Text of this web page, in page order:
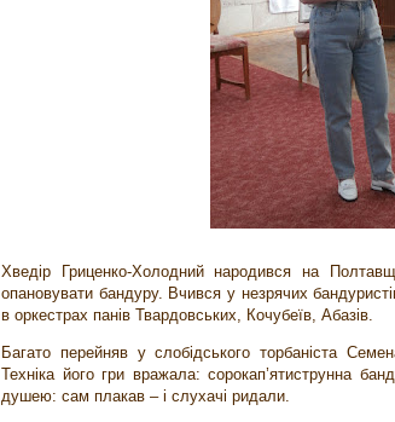
Хведір Гриценко-Холодний народився на
опановувати бандуру. Вчився у незрячих
в оркестрах панів Твардовських, Кочубеїв, Абазів.
Багато перейняв у слобідського торбаніста
Техніка його гри вражала: сорокап’ятиструнна
душею: сам плакав – і слухачі ридали.